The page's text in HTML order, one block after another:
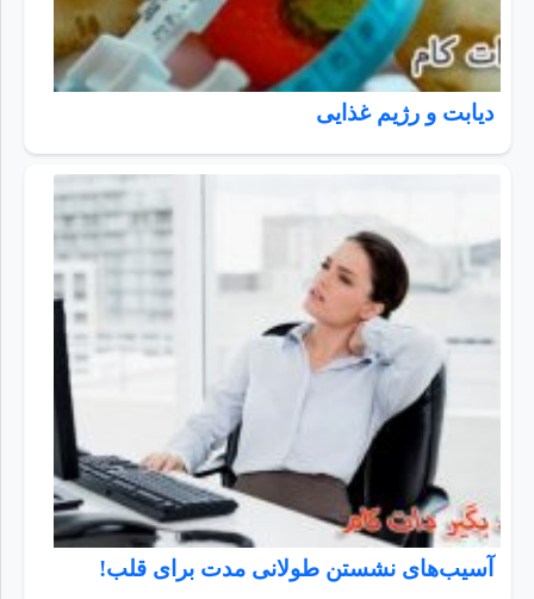
دیابت و رژیم غذایی
آسیب‌های نشستن طولانی مدت برای قلب!